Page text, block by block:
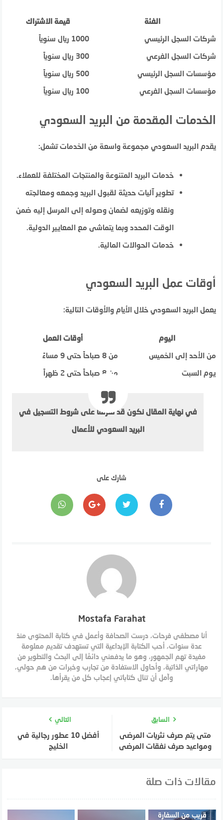
الفئة
قيمة الاشتراك
شركات السجل الرئيسي
1000 ريال سنوياً
شركات السجل الفرعي
300 ريال سنوياً
مؤسسات السجل الرئيسي
500 ريال سنوياً
مؤسسات السجل الفرعي
100 ريال سنوياً
الخدمات المقدمة من البريد السعودي
يقدم البريد السعودي مجموعة واسعة من الخدمات تشمل:
خدمات البريد المتنوعة والمنتجات المختلفة للعملاء.
تطوير آليات حديثة لقبول البريد وجمعه ومعالجته
ونقله وتوزيعه لضمان وصوله إلى المرسل إليه ضمن
الوقت المحدد وبما يتماشى مع المعايير الدولية.
خدمات الحوالات المالية.
أوقات عمل البريد السعودي
يعمل البريد السعودي خلال الأيام والأوقات التالية:
اليوم
أوقات العمل
من الأحد إلى الخميس
من 8 صباحاً حتى 9 مساءً
يوم السبت
من 8 صباحاً حتى 2 ظهراً
في نهاية المقال نكون قد تعرفنا على شروط التسجيل في
البريد السعودي للأعمال
شارك على
Mostafa Farahat
أنا مصطفى فرحات، درست الصحافة وأعمل في كتابة المحتوى منذ
عدة سنوات، أحب الكتابة الإبداعية التي تستهدف تقديم معلومة
مفيدة تهم الجمهور، وهو ما يدفعني دائمًا إلى البحث والتطوير من
مهاراتي الذاتية، وأحاول الاستفادة من تجارب وخبرات من هم حولي،
وآمل أن تنال كتاباتي إعجاب كل من يقرأها.
السابق
متى يتم صرف نثريات المرضى
ومواعيد صرف نفقات المرضى
التالي
أفضل 10 عطور رجالية في
الخليج
مقالات ذات صلة
قريب من السفارة